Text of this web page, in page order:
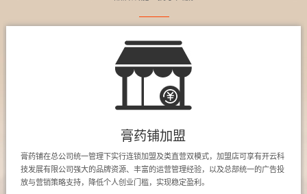
膏药铺加盟
膏药铺在总公司统一管理下实行连锁加盟及类直营双模式，加盟店可享有开云科
技发展有限公司强大的品牌资源、丰富的运营管理经验，以及总部统一的广告投
放与营销策略支持，降低个人创业门槛，实现稳定盈利。